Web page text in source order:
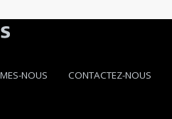
NOUS CONTACTEZ-NOUS